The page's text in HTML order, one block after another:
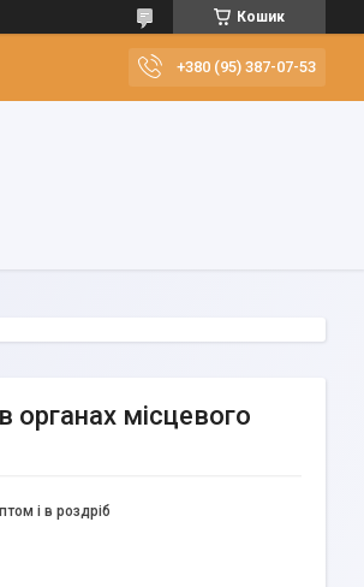
Кошик
+380 (95) 387-07-53
органах місцевого
і в роздріб